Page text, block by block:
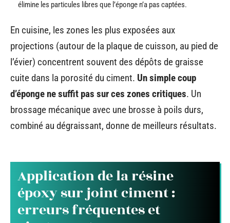
élimine les particules libres que l’éponge n’a pas captées.
En cuisine, les zones les plus exposées aux
projections (autour de la plaque de cuisson, au pied de
l’évier) concentrent souvent des dépôts de graisse
cuite dans la porosité du ciment. Un simple coup
d’éponge ne suffit pas sur ces zones critiques. Un
brossage mécanique avec une brosse à poils durs,
combiné au dégraissant, donne de meilleurs résultats.
Application de la résine
époxy sur joint ciment :
erreurs fréquentes et